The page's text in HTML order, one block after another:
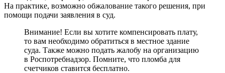
На практике, возможно обжалование такого решения, при
помощи подачи заявления в суд.
Внимание! Если вы хотите компенсировать плату,
то вам необходимо обратиться в местное здание
суда. Также можно подать жалобу на организацию
в Роспотребнадзор. Помните, что пломба для
счетчиков ставится бесплатно.